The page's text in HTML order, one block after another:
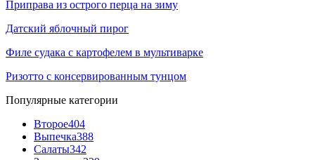
Приправа из острого перца на зиму
Датский яблочный пирог
Филе судака с картофелем в мультиварке
Ризотто с консервированным тунцом
Популярные категории
Второе404
Выпечка388
Салаты342